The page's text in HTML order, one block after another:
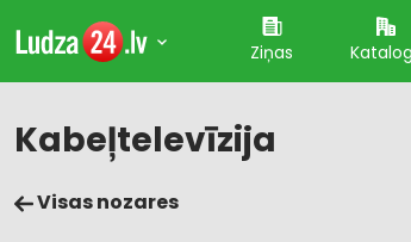
Ziņas
Kabeļtelevīzija
Visas nozares